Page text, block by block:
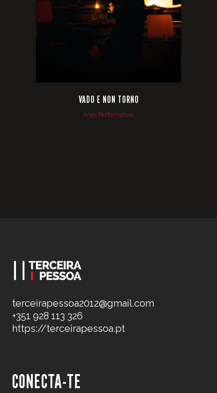
VIEW
VADO E NON TORNO
Artes Performativas
terceirapessoa2012@gmail.com
+351 928 113 326
https://terceirapessoa.pt
CONECTA-TE